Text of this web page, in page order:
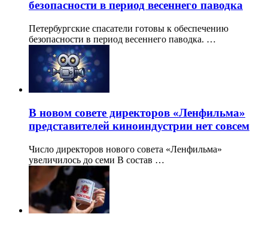
безопасности в период весеннего паводка
Петербургские спасатели готовы к обеспечению
безопасности в период весеннего паводка. …
В новом совете директоров «Ленфильма»
представителей киноиндустрии нет совсем
Число директоров нового совета «Ленфильма»
увеличилось до семи В состав …